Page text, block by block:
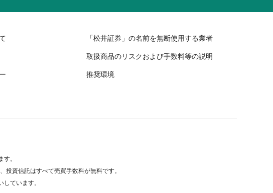
「松井証券」の名前を無断使用する業者
取扱商品のリスクおよび手数料等の説明
推奨環境
。
資信託はすべて売買手数料が無料です。
ています。